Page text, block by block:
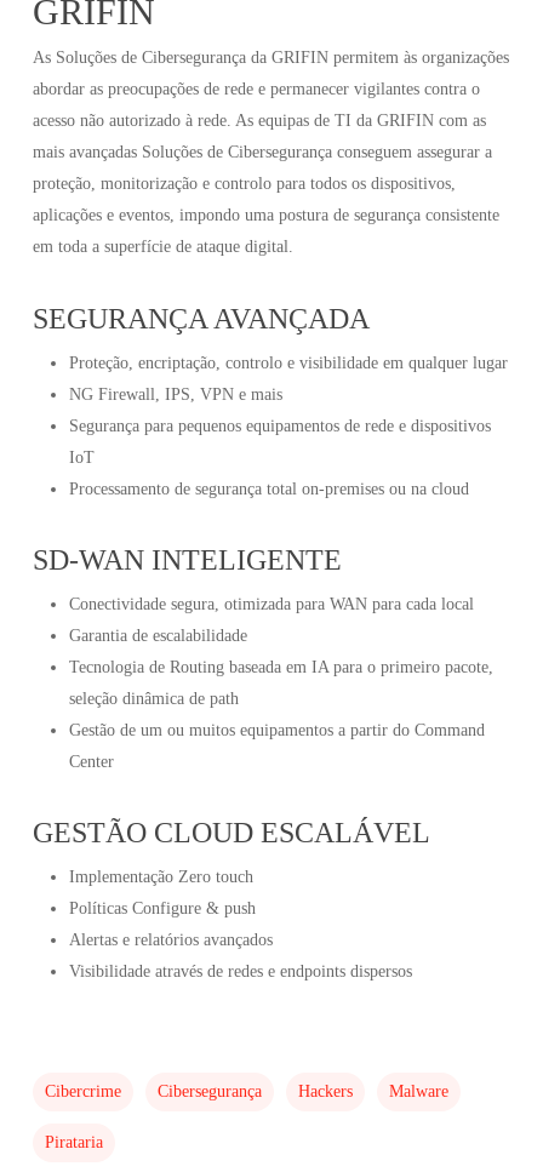
GRIFIN
As Soluções de Cibersegurança da GRIFIN permitem às organizações
abordar as preocupações de rede e permanecer vigilantes contra o
acesso não autorizado à rede. As equipas de TI da GRIFIN com as
mais avançadas Soluções de Cibersegurança conseguem assegurar a
proteção, monitorização e controlo para todos os dispositivos,
aplicações e eventos, impondo uma postura de segurança consistente
em toda a superfície de ataque digital.
SEGURANÇA AVANÇADA
Proteção, encriptação, controlo e visibilidade em qualquer lugar
NG Firewall, IPS, VPN e mais
Segurança para pequenos equipamentos de rede e dispositivos
IoT
Processamento de segurança total on-premises ou na cloud
SD-WAN INTELIGENTE
Conectividade segura, otimizada para WAN para cada local
Garantia de escalabilidade
Tecnologia de Routing baseada em IA para o primeiro pacote,
seleção dinâmica de path
Gestão de um ou muitos equipamentos a partir do Command
Center
GESTÃO CLOUD ESCALÁVEL
Implementação Zero touch
Políticas Configure & push
Alertas e relatórios avançados
Visibilidade através de redes e endpoints dispersos
Cibercrime Cibersegurança Hackers Malware
Pirataria